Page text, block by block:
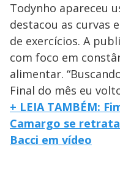
Todynho apareceu
destacou as curvas
de exercícios. A
com foco em
alimentar.
Final do mês eu
+ LEIA TAMBÉM:
Camargo se
Bacci em vídeo